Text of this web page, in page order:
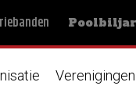
Verenigingen